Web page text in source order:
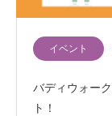
イベント
バディウォー
ト！